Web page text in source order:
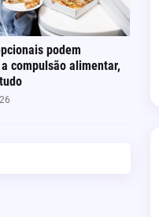
podem
compulsão alimentar,